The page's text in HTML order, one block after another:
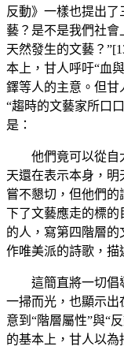
反動》一樣也提出
藝？是不是我們社會
天然發生的文藝？
本上，甘人呼吁“血
鐸等人的主意。但甘
“趨時的文藝家所口
是：
他們竟可以從自
天還在表示本身，
嘗不懇切，但他們
下了文藝應走的標
的人，寫第四階層的
作唯美派的詩歌，描
這簡直將一切倡
一掃而光，也顯示出
意到“階層屬性”與“
的基本上，甘人以為